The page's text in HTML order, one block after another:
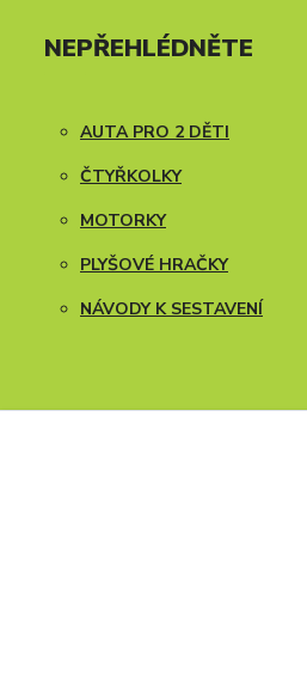
NEPŘEHLÉDNĚTE
AUTA PRO 2 DĚTI
ČTYŘKOLKY
MOTORKY
PLYŠOVÉ HRAČKY
NÁVODY K SESTAVENÍ
Všechna práva vyhrazena.